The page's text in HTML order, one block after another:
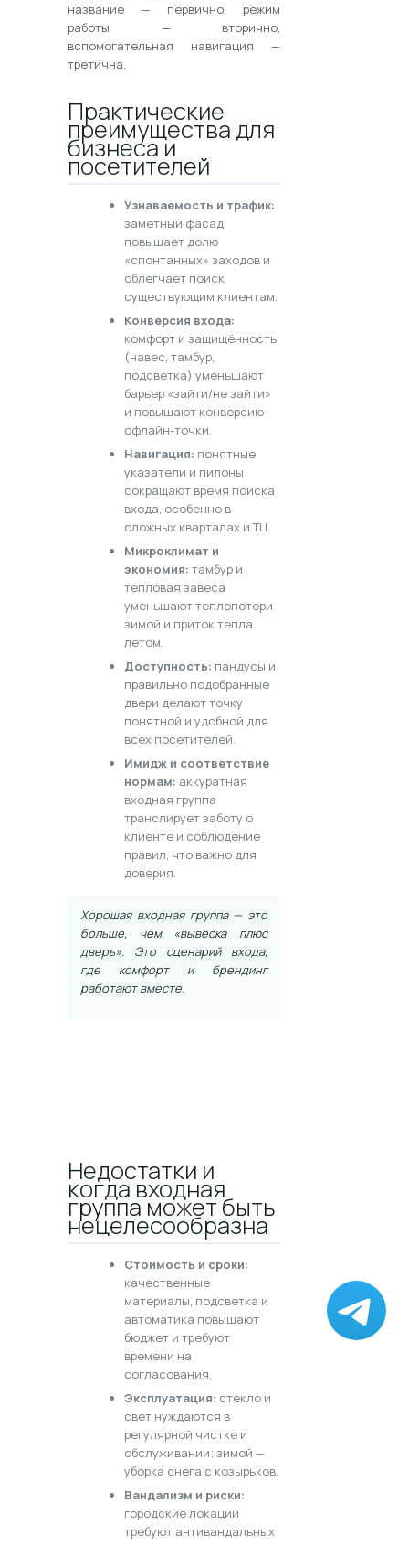
название — первично, режим
работы — вторично,
вспомогательная навигация —
третична.
Практические
преимущества для
бизнеса и
посетителей
Узнаваемость и трафик:
заметный фасад
повышает долю
«спонтанных» заходов и
облегчает поиск
существующим клиентам.
Конверсия входа:
комфорт и защищённость
(навес, тамбур,
подсветка) уменьшают
барьер «зайти/не зайти»
и повышают конверсию
офлайн-точки.
Навигация: понятные
указатели и пилоны
сокращают время поиска
входа, особенно в
сложных кварталах и ТЦ.
Микроклимат и
экономия: тамбур и
тепловая завеса
уменьшают теплопотери
зимой и приток тепла
летом.
Доступность: пандусы и
правильно подобранные
двери делают точку
понятной и удобной для
всех посетителей.
Имидж и соответствие
нормам: аккуратная
входная группа
транслирует заботу о
клиенте и соблюдение
правил, что важно для
доверия.
Хорошая входная группа — это
больше, чем «вывеска плюс
дверь». Это сценарий входа,
где комфорт и брендинг
работают вместе.
Недостатки и
когда входная
группа может быть
нецелесообразна
Стоимость и сроки:
качественные
материалы, подсветка и
автоматика повышают
бюджет и требуют
времени на
согласования.
Эксплуатация: стекло и
свет нуждаются в
регулярной чистке и
обслуживании; зимой —
уборка снега с козырьков.
Вандализм и риски:
городские локации
требуют антивандальных